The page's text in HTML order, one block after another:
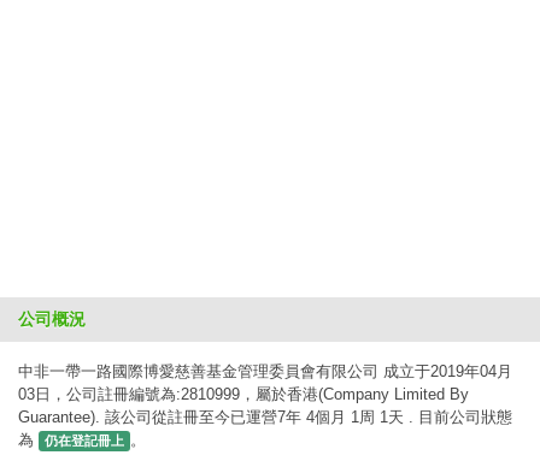
公司概況
中非一帶一路國際博愛慈善基金管理委員會有限公司 成立于2019年04月
03日，公司註冊編號為:2810999，屬於香港(Company Limited By
Guarantee). 該公司從註冊至今已運營7年 4個月 1周 1天 . 目前公司狀態
為
仍在登記冊上 。